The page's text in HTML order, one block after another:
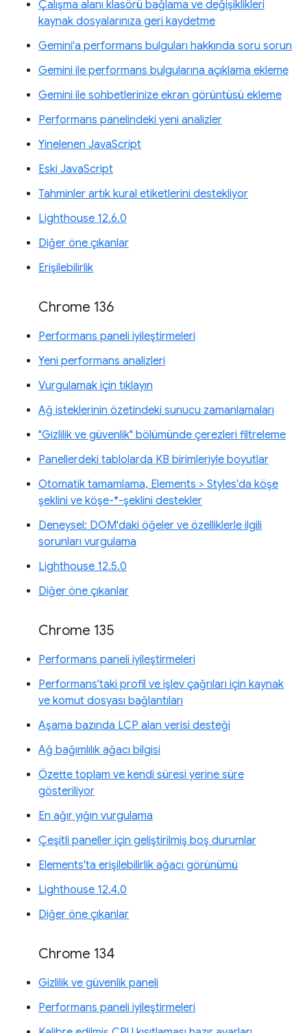
Çalışma alanı klasörü bağlama ve değişiklikleri
kaynak dosyalarınıza geri kaydetme
Gemini'a performans bulguları hakkında soru sorun
Gemini ile performans bulgularına açıklama ekleme
Gemini ile sohbetlerinize ekran görüntüsü ekleme
Performans panelindeki yeni analizler
Yinelenen JavaScript
Eski JavaScript
Tahminler artık kural etiketlerini destekliyor
Lighthouse 12.6.0
Diğer öne çıkanlar
Erişilebilirlik
Chrome 136
Performans paneli iyileştirmeleri
Yeni performans analizleri
Vurgulamak için tıklayın
Ağ isteklerinin özetindeki sunucu zamanlamaları
"Gizlilik ve güvenlik" bölümünde çerezleri filtreleme
Panellerdeki tablolarda KB birimleriyle boyutlar
Otomatik tamamlama, Elements > Styles'da köşe
şeklini ve köşe-*-şeklini destekler
Deneysel: DOM'daki öğeler ve özelliklerle ilgili
sorunları vurgulama
Lighthouse 12.5.0
Diğer öne çıkanlar
Chrome 135
Performans paneli iyileştirmeleri
Performans'taki profil ve işlev çağrıları için kaynak
ve komut dosyası bağlantıları
Aşama bazında LCP alan verisi desteği
Ağ bağımlılık ağacı bilgisi
Özette toplam ve kendi süresi yerine süre
gösteriliyor
En ağır yığın vurgulama
Çeşitli paneller için geliştirilmiş boş durumlar
Elements'ta erişilebilirlik ağacı görünümü
Lighthouse 12.4.0
Diğer öne çıkanlar
Chrome 134
Gizlilik ve güvenlik paneli
Performans paneli iyileştirmeleri